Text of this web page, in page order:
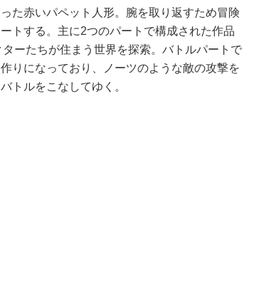
た赤いパペット人形。腕を取り返すため冒険
トする。主に2つのパートで構成された作品
ーたちが住まう世界を探索。バトルパートで
りになっており、ノーツのような敵の攻撃を
トルをこなしてゆく。